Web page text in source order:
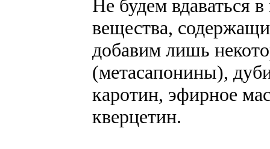
Не будем вдаваться
вещества,
добавим лишь
(метасапонины),
каротин, эфирное
кверцетин.